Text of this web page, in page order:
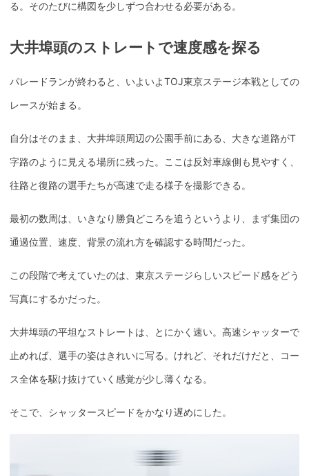
る。そのたびに構図を少しずつ合わせる必要がある。
大井埠頭のストレートで速度感を探る
パレードランが終わると、いよいよTOJ東京ステージ本戦としての
レースが始まる。
自分はそのまま、大井埠頭周辺の公園手前にある、大きな道路がT
字路のように見える場所に残った。ここは反対車線側も見やすく、
往路と復路の選手たちが高速で走る様子を撮影できる。
最初の数周は、いきなり勝負どころを追うというより、まず集団の
通過位置、速度、背景の流れ方を確認する時間だった。
この段階で考えていたのは、東京ステージらしいスピード感をどう
写真にするかだった。
大井埠頭の平坦なストレートは、とにかく速い。高速シャッターで
止めれば、選手の姿はきれいに写る。けれど、それだけだと、コー
ス全体を駆け抜けていく感覚が少し薄くなる。
そこで、シャッタースピードをかなり遅めにした。